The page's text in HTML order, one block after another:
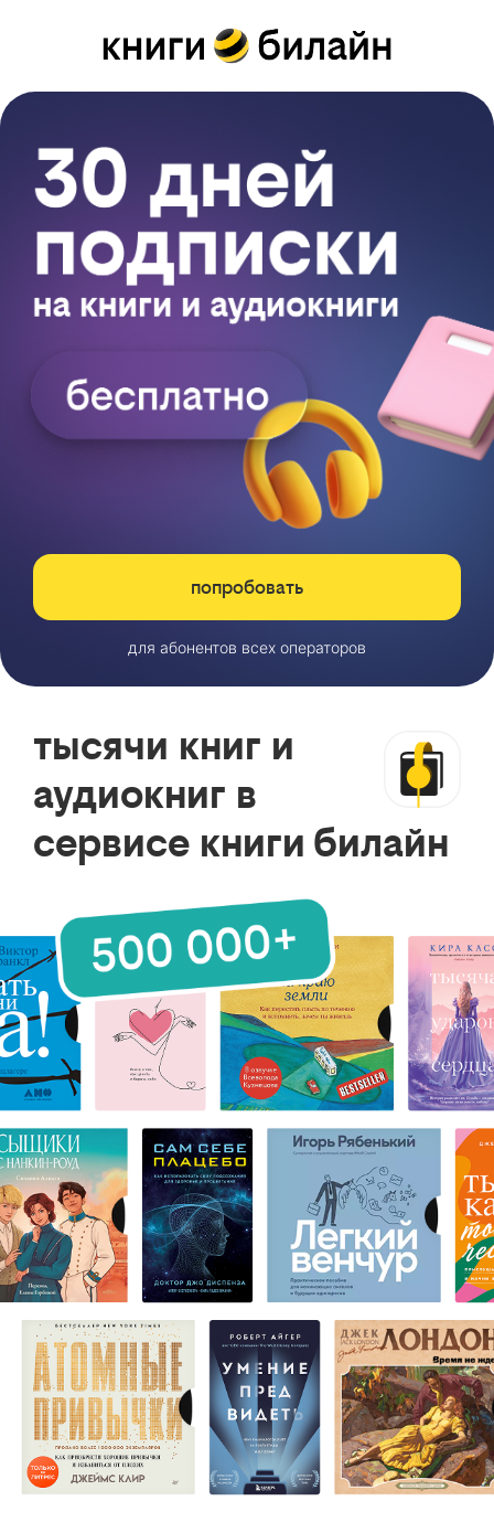
попробовать
для абонентов всех операторов
тысячи книг и
аудиокниг в
сервисе книги билайн